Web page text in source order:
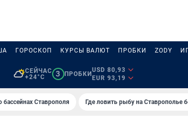
ГОРОСКОП КУРСЫ ВАЛЮТ ПРОБКИ ZODY
СЕЙЧАС
+24°C
3 ПРОБКИ
USD 80,93
EUR 93,19
Ставрополя Где ловить рыбу на Ставрополье